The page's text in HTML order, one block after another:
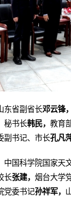
东省副省长邓云锋，
秘书长韩民， 教育
副书记、市长孔凡
中国科学院国家天
长张建， 烟台大学
党委书记孙祥军，